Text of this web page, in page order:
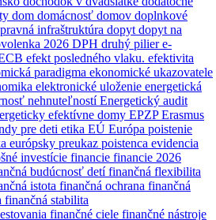
dom domácnosť domov doplnkové
infraštruktúra dopyt dopyt na
2026 DPH druhý piliere-
efekt posledného vlaku. efektivita
paradigma ekonomické ukazovatele
elektronické uloženie energetická
nehnuteľnostíEnergetický audit
efektívne domy EPZPErasmus
pre deti etika EÚ Európa poistenie
európsky preukaz poistenca evidencia
investície financie financie 2026
budúcnosť detífinančná flexibilita
istota finančná ochrana finančná
finančná stabilita
finančné ciele finančné nástroje